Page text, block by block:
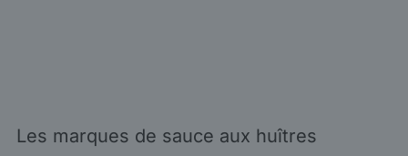
Les marques de sauce aux huîtres